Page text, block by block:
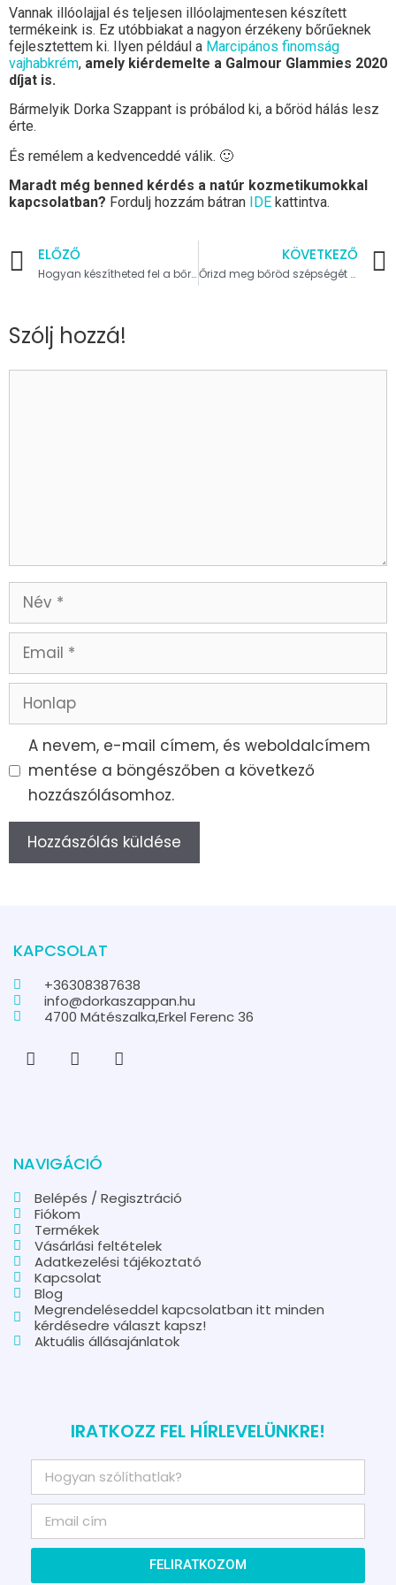
Vannak illóolajjal és teljesen illóolajmentesen készített
termékeink is. Ez utóbbiakat a nagyon érzékeny bőrűeknek
fejlesztettem ki. Ilyen például a Marcipános finomság
vajhabkrém, amely kiérdemelte a Galmour Glammies 2020
díjat is.
Bármelyik Dorka Szappant is próbálod ki, a bőröd hálás lesz
érte.
És remélem a kedvenceddé válik. 🙂
Maradt még benned kérdés a natúr kozmetikumokkal
kapcsolatban? Fordulj hozzám bátran IDE kattintva.
ELŐZŐ
Hogyan készítheted fel a bőrödet a nyári melegre? [bőrápolás nyáron]
KÖVETKEZŐ
Őrizd meg bőröd szépségét 9 aranyszabály betartásával
Szólj hozzá!
A nevem, e-mail címem, és weboldalcímem
mentése a böngészőben a következő
hozzászólásomhoz.
KAPCSOLAT
+36308387638
info@dorkaszappan.hu
4700 Mátészalka,Erkel Ferenc 36
NAVIGÁCIÓ
Belépés / Regisztráció
Fiókom
Termékek
Vásárlási feltételek
Adatkezelési tájékoztató
Kapcsolat
Blog
Megrendeléseddel kapcsolatban itt minden
kérdésedre választ kapsz!
Aktuális állásajánlatok
IRATKOZZ FEL HÍRLEVELÜNKRE!
FELIRATKOZOM